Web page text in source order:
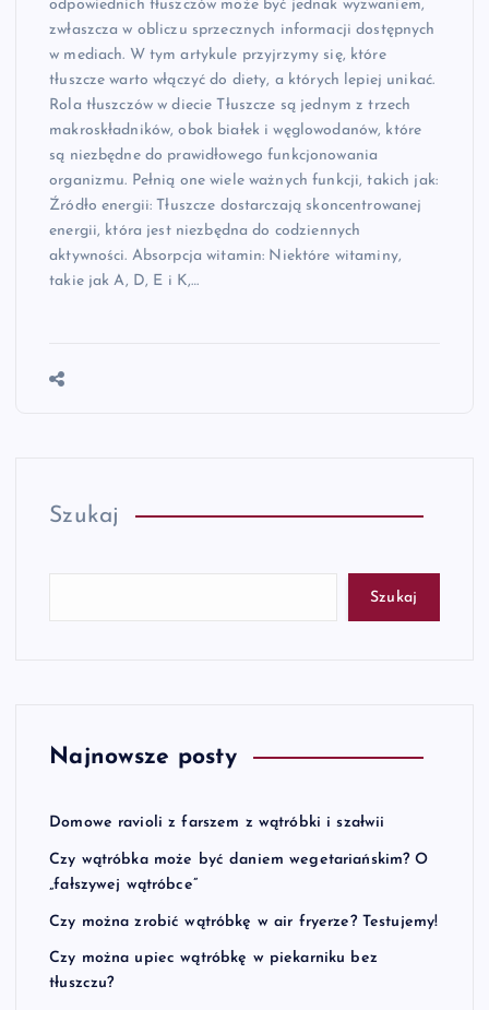
odpowiednich tłuszczów może być jednak wyzwaniem,
zwłaszcza w obliczu sprzecznych informacji dostępnych
w mediach. W tym artykule przyjrzymy się, które
tłuszcze warto włączyć do diety, a których lepiej unikać.
Rola tłuszczów w diecie Tłuszcze są jednym z trzech
makroskładników, obok białek i węglowodanów, które
są niezbędne do prawidłowego funkcjonowania
organizmu. Pełnią one wiele ważnych funkcji, takich jak:
Źródło energii: Tłuszcze dostarczają skoncentrowanej
energii, która jest niezbędna do codziennych
aktywności. Absorpcja witamin: Niektóre witaminy,
takie jak A, D, E i K,…
Szukaj
Szukaj
Najnowsze posty
Domowe ravioli z farszem z wątróbki i szałwii
Czy wątróbka może być daniem wegetariańskim? O
„fałszywej wątróbce”
Czy można zrobić wątróbkę w air fryerze? Testujemy!
Czy można upiec wątróbkę w piekarniku bez
tłuszczu?